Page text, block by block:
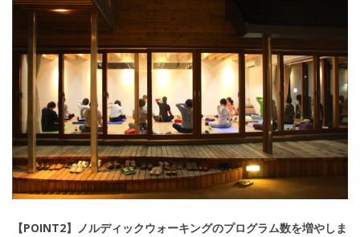
【POINT2】ノルディックウォーキングのプログラム数を増やしま